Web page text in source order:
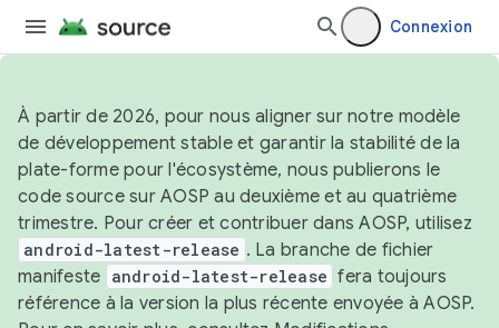
Connexion
À partir de 2026, pour nous aligner sur notre modèle
de développement stable et garantir la stabilité de la
plate-forme pour l'écosystème, nous publierons le
code source sur AOSP au deuxième et au quatrième
trimestre. Pour créer et contribuer dans AOSP, utilisez
android-latest-release . La branche de fichier
manifeste android-latest-release fera toujours
référence à la version la plus récente envoyée à AOSP.